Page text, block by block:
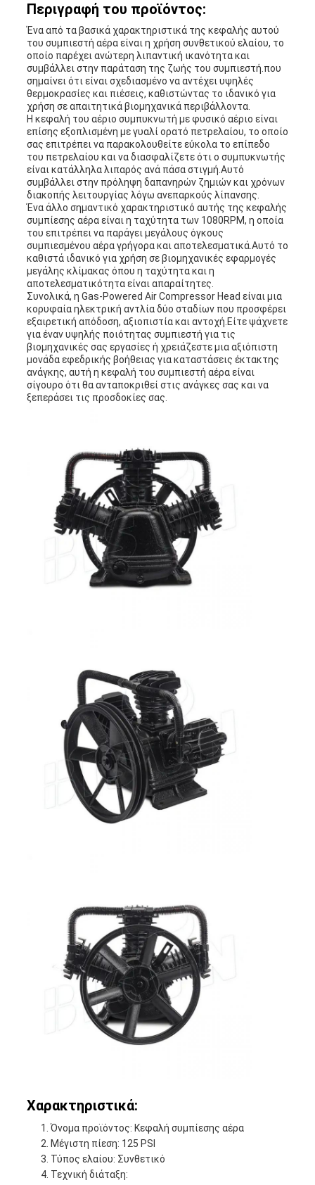
ΠΡΟΣΦΟΡΆ
SITEMAP
PRIVACY
POLICY
Περιγραφή του προϊόντος:
Ένα από τα βασικά χαρακτηριστικά της κεφαλής αυτού
του συμπιεστή αέρα είναι η χρήση συνθετικού ελαίου, το
οποίο παρέχει ανώτερη λιπαντική ικανότητα και
συμβάλλει στην παράταση της ζωής του συμπιεστή.που
σημαίνει ότι είναι σχεδιασμένο να αντέχει υψηλές
θερμοκρασίες και πιέσεις, καθιστώντας το ιδανικό για
χρήση σε απαιτητικά βιομηχανικά περιβάλλοντα.
Η κεφαλή του αέριο συμπυκνωτή με φυσικό αέριο είναι
επίσης εξοπλισμένη με γυαλί ορατό πετρελαίου, το οποίο
σας επιτρέπει να παρακολουθείτε εύκολα το επίπεδο
του πετρελαίου και να διασφαλίζετε ότι ο συμπυκνωτής
είναι κατάλληλα λιπαρός ανά πάσα στιγμή.Αυτό
συμβάλλει στην πρόληψη δαπανηρών ζημιών και χρόνων
διακοπής λειτουργίας λόγω ανεπαρκούς λίπανσης.
Ένα άλλο σημαντικό χαρακτηριστικό αυτής της κεφαλής
συμπίεσης αέρα είναι η ταχύτητα των 1080RPM, η οποία
του επιτρέπει να παράγει μεγάλους όγκους
συμπιεσμένου αέρα γρήγορα και αποτελεσματικά.Αυτό το
καθιστά ιδανικό για χρήση σε βιομηχανικές εφαρμογές
μεγάλης κλίμακας όπου η ταχύτητα και η
αποτελεσματικότητα είναι απαραίτητες.
Συνολικά, η Gas-Powered Air Compressor Head είναι μια
κορυφαία ηλεκτρική αντλία δύο σταδίων που προσφέρει
εξαιρετική απόδοση, αξιοπιστία και αντοχή.Είτε ψάχνετε
για έναν υψηλής ποιότητας συμπιεστή για τις
βιομηχανικές σας εργασίες ή χρειάζεστε μια αξιόπιστη
μονάδα εφεδρικής βοήθειας για καταστάσεις έκτακτης
ανάγκης, αυτή η κεφαλή του συμπιεστή αέρα είναι
σίγουρο ότι θα ανταποκριθεί στις ανάγκες σας και να
ξεπεράσει τις προσδοκίες σας.
Χαρακτηριστικά:
Όνομα προϊόντος: Κεφαλή συμπίεσης αέρα
Μέγιστη πίεση: 125 PSI
Τύπος ελαίου: Συνθετικό
Τεχνική διάταξη: